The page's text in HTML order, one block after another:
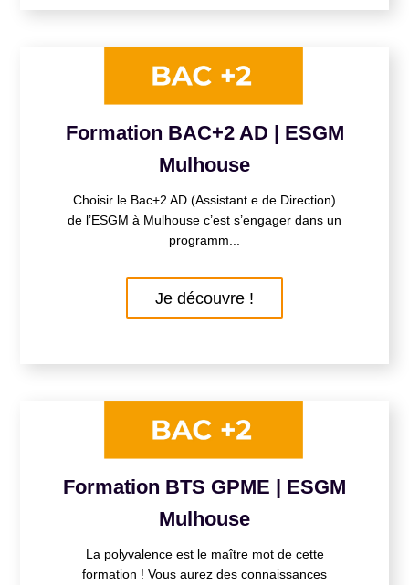
Formation BAC+2 AD | ESGM
Mulhouse
Choisir le Bac+2 AD (Assistant.e de Direction)
de l’ESGM à Mulhouse c’est s’engager dans un
programm...
Je découvre !
Formation BTS GPME | ESGM
Mulhouse
La polyvalence est le maître mot de cette
formation ! Vous aurez des connaissances